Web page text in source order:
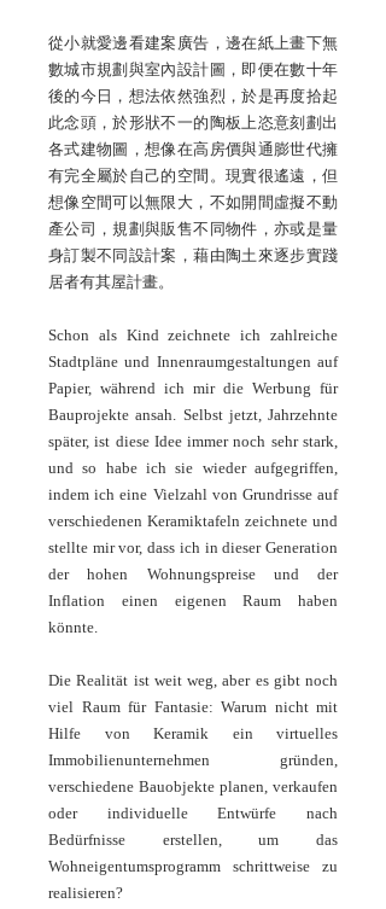
從小就愛邊看建案廣告，邊在紙上畫下無
數城市規劃與室內設計圖，即便在數十年
後的今日，想法依然強烈，於是再度拾起
此念頭，於形狀不一的陶板上恣意刻劃出
各式建物圖，想像在高房價與通膨世代擁
有完全屬於自己的空間。現實很遙遠，但
想像空間可以無限大，不如開間虛擬不動
產公司，規劃與販售不同物件，亦或是量
身訂製不同設計案，藉由陶土來逐步實踐
居者有其屋計畫。
Schon als Kind zeichnete ich zahlreiche
Stadtpläne und Innenraumgestaltungen auf
Papier, während ich mir die Werbung für
Bauprojekte ansah. Selbst jetzt, Jahrzehnte
später, ist diese Idee immer noch sehr stark,
und so habe ich sie wieder aufgegriffen,
indem ich eine Vielzahl von Grundrisse auf
verschiedenen Keramiktafeln zeichnete und
stellte mir vor, dass ich in dieser Generation
der hohen Wohnungspreise und der
Inflation einen eigenen Raum haben
könnte.
Die Realität ist weit weg, aber es gibt noch
viel Raum für Fantasie: Warum nicht mit
Hilfe von Keramik ein virtuelles
Immobilienunternehmen gründen,
verschiedene Bauobjekte planen, verkaufen
oder individuelle Entwürfe nach
Bedürfnisse erstellen, um das
Wohneigentumsprogramm schrittweise zu
realisieren?